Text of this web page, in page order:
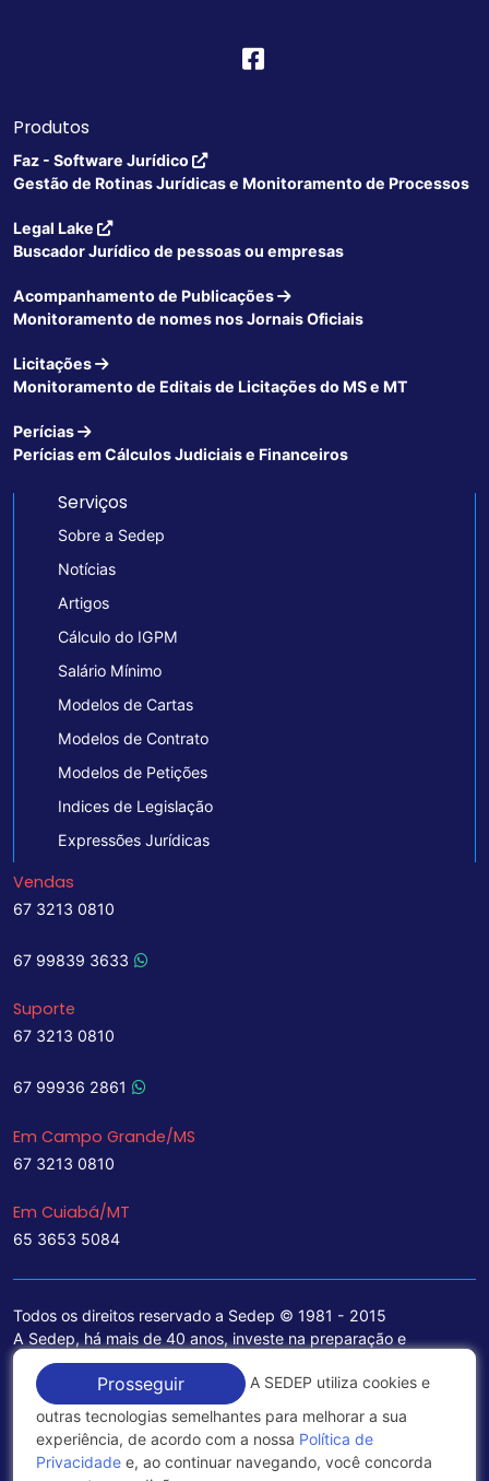
Produtos
Faz - Software Jurídico
Gestão de Rotinas Jurídicas e Monitoramento de Processos
Legal Lake
Buscador Jurídico de pessoas ou empresas
Acompanhamento de Publicações
Monitoramento de nomes nos Jornais Oficiais
Licitações
Monitoramento de Editais de Licitações do MS e MT
Perícias
Perícias em Cálculos Judiciais e Financeiros
Serviços
Sobre a Sedep
Notícias
Artigos
Cálculo do IGPM
Salário Mínimo
Modelos de Cartas
Modelos de Contrato
Modelos de Petições
Indices de Legislação
Expressões Jurídicas
Vendas
67 3213 0810
67 99839 3633
Suporte
67 3213 0810
67 99936 2861
Em Campo Grande/MS
67 3213 0810
Em Cuiabá/MT
65 3653 5084
Todos os direitos reservado a Sedep © 1981 - 2015
A Sedep, há mais de 40 anos, investe na preparação e
treinamento de funcionários e na aquisição de tecnologia de
ponta para a ampliação de seu portfólio de serviços voltados
para a área jurídica, que contemplam informações seguras e
excelentes soluções empresariais.
Política de Privacidade
Prosseguir
A SEDEP utiliza cookies e
outras tecnologias semelhantes para melhorar a sua
experiência, de acordo com a nossa Política de
Privacidade e, ao continuar navegando, você concorda